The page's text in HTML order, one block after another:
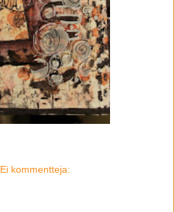
Ei kommentteja: